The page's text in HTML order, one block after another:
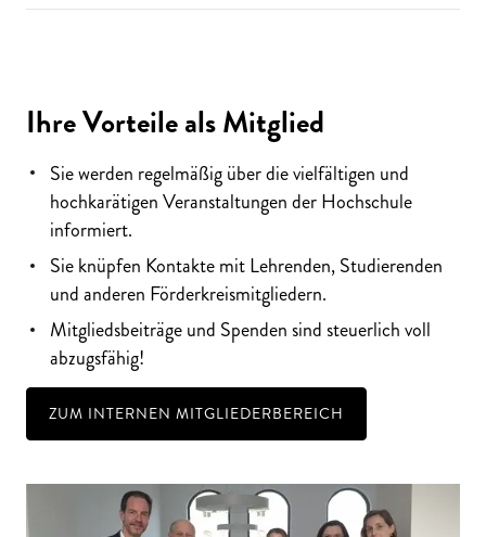
Ihre Vorteile als Mitglied
Sie werden regelmäßig über die vielfältigen und
hochkarätigen Veranstaltungen der Hochschule
informiert.
Sie knüpfen Kontakte mit Lehrenden, Studierenden
und anderen Förderkreismitgliedern.
Mitgliedsbeiträge und Spenden sind steuerlich voll
abzugsfähig!
ZUM INTERNEN MITGLIEDERBEREICH